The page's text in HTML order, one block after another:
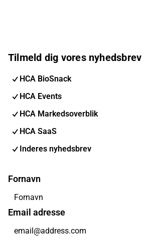
Tilmeld dig vores nyhedsbrev
HCA BioSnack
HCA Events
HCA Markedsoverblik
HCA SaaS
Inderes nyhedsbrev
Fornavn
Email adresse